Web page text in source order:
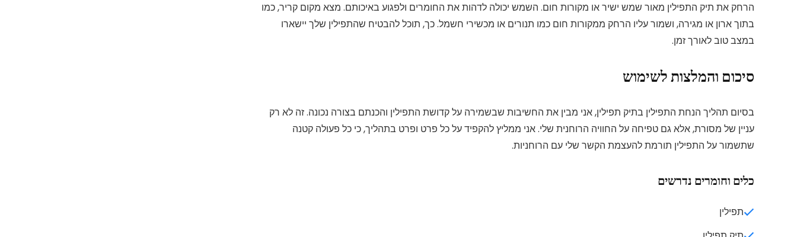
הרחק את תיק התפילין מאור שמש ישיר או מקורות חום. השמש יכולה לדהות את החומרים ולפגוע באיכותם. מצא מקום קריר, כמו
בתוך ארון או מגירה, ושמור עליו הרחק ממקורות חום כמו תנורים או מכשירי חשמל. כך, תוכל להבטיח שהתפילין שלך יישארו
במצב טוב לאורך זמן.
סיכום והמלצות לשימוש
בסיום תהליך הנחת התפילין בתיק תפילין, אני מבין את החשיבות שבשמירה על קדושת התפילין והכנתם בצורה נכונה. זה לא רק
עניין של מסורת, אלא גם טפיחה על החוויה הרוחנית שלי. אני ממליץ להקפיד על כל פרט ופרט בתהליך, כי כל פעולה קטנה
שתשמור על התפילין תורמת להעצמת הקשר שלי עם הרוחניות.
כלים וחומרים נדרשים
תפילין